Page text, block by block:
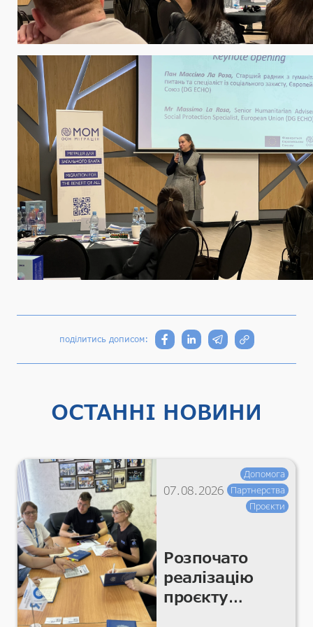
поділитись дописом:
ОСТАННІ НОВИНИ
07.08.2026
Допомога
Партнерства
Проєкти
Розпочато
реалізацію
проєкту